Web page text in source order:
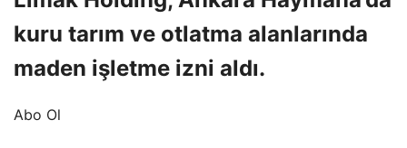
kuru tarım ve otlatma alanlarında
maden işletme izni aldı.
Abo Ol